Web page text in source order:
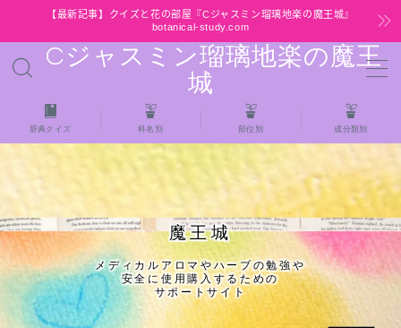
【最新記事】クイズと花の部屋『Cジャスミン瑠璃地楽の魔王城』
botanical-study.com
Cジャスミン瑠璃地楽の魔王
城
MENU
HOME
【最新】クイズと花の部屋
★全種/アロマハーブスパイス基材 プチ辞典ク
イズ＆プチ辞典
★アロマ検定＋αクイズ
辞典クイズ 科名別 部位別 成分類別
魔王城
メディカルアロマやハーブの勉強や
安全に使用購入するための
サポートサイト